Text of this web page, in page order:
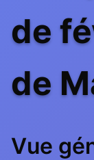
de
de
Vue